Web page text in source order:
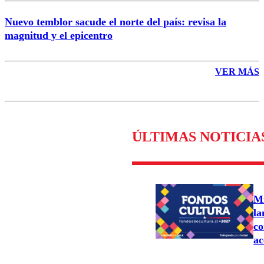
Nuevo temblor sacude el norte del país: revisa la
magnitud y el epicentro
VER MÁS
ÚLTIMAS